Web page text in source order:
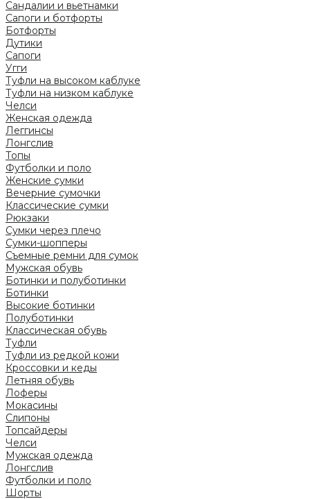
Сандалии и вьетнамки
Сапоги и ботфорты
Ботфорты
Дутики
Сапоги
Угги
Туфли на высоком каблуке
Туфли на низком каблуке
Челси
Женская одежда
Леггинсы
Лонгслив
Топы
Футболки и поло
Женские сумки
Вечерние сумочки
Классические сумки
Рюкзаки
Сумки через плечо
Сумки-шопперы
Съемные ремни для сумок
Мужская обувь
Ботинки и полуботинки
Ботинки
Высокие ботинки
Полуботинки
Классическая обувь
Туфли
Туфли из редкой кожи
Кроссовки и кеды
Летняя обувь
Лоферы
Мокасины
Слипоны
Топсайдеры
Челси
Мужская одежда
Лонгслив
Футболки и поло
Шорты